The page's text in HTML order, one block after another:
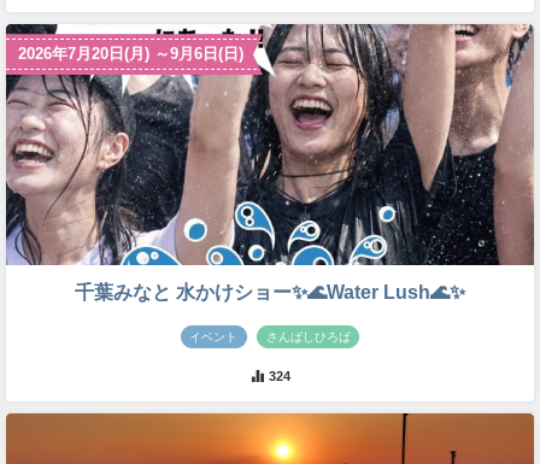
2026年7月20日(月) ～9月6日(日)
千葉みなと 水かけショー✨🌊Water Lush🌊✨
イベント さんばしひろば
324